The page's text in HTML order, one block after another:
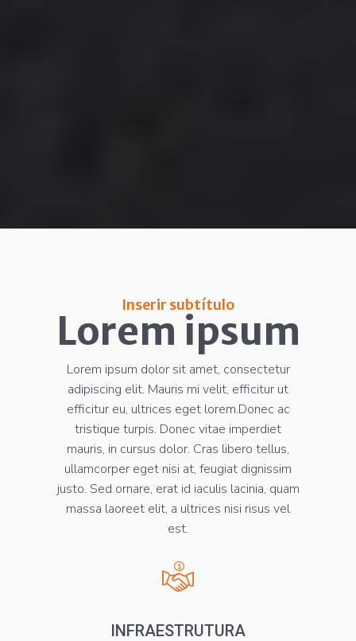
Inserir subtítulo
Lorem ipsum
Lorem ipsum dolor sit amet, consectetur
adipiscing elit. Mauris mi velit, efficitur ut
efficitur eu, ultrices eget lorem.Donec ac
tristique turpis. Donec vitae imperdiet
mauris, in cursus dolor. Cras libero tellus,
ullamcorper eget nisi at, feugiat dignissim
justo. Sed ornare, erat id iaculis lacinia, quam
massa laoreet elit, a ultrices nisi risus vel
est.
INFRAESTRUTURA